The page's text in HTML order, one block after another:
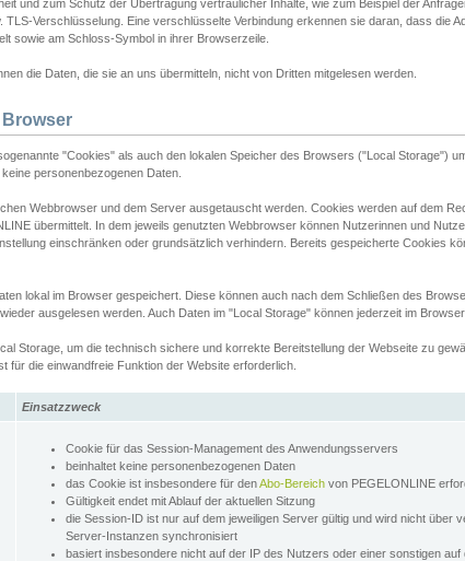
und zum Schutz der Übertragung vertraulicher Inhalte, wie zum Beispiel der
TLS-Verschlüsselung. Eine verschlüsselte Verbindung erkennen sie daran, dass die
sowie am Schloss-Symbol in ihrer Browserzeile.
die Daten, die sie an uns übermitteln, nicht von Dritten mitgelesen werden.
"Cookies" als auch den lokalen Speicher des Browsers ("Local Storage")
personenbezogenen Daten.
Webbrowser und dem Server ausgetauscht werden. Cookies werden auf dem
übermittelt. In dem jeweils genutzten Webbrowser können Nutzerinnen und
einschränken oder grundsätzlich verhindern. Bereits gespeicherte Cookies
lokal im Browser gespeichert. Diese können auch nach dem Schließen des
ausgelesen werden. Auch Daten im "Local Storage" können jederzeit im
Storage, um die technisch sichere und korrekte Bereitstellung der Webseite zu
für die einwandfreie Funktion der Website erforderlich.
Einsatzzweck
Cookie für das Session-Management des Anwendungsservers
beinhaltet keine personenbezogenen Daten
das Cookie ist insbesondere für denAbo-Bereich von PEGELONLINE
Gültigkeit endet mit Ablauf der aktuellen Sitzung
die Session-ID ist nur auf dem jeweiligen Server gültig und wird nicht über
Server-Instanzen synchronisiert
basiert insbesondere nicht auf der IP des Nutzers oder einer sonstigen auf